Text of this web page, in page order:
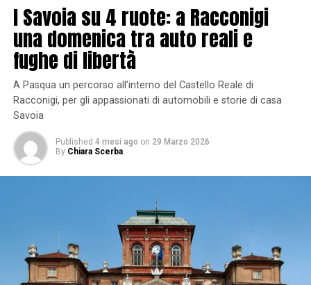
I Savoia su 4 ruote: a Racconigi
una domenica tra auto reali e
fughe di libertà
A Pasqua un percorso all’interno del Castello Reale di
Racconigi, per gli appassionati di automobili e storie di casa
Savoia
Published 4 mesi ago on 29 Marzo 2026
By Chiara Scerba